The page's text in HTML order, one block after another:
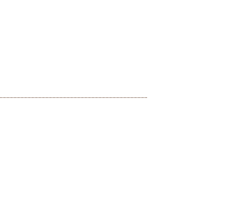
事を告げられた時は本当
が、思わずトイレにかけ